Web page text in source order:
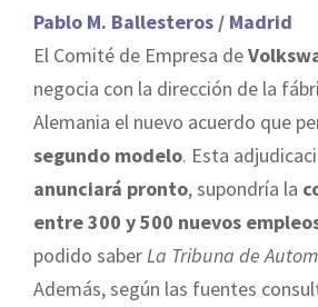
Pablo M. Ballesteros / Madrid
El Comité de Empresa de
negocia con la dirección de la
Alemania el nuevo acuerdo que
segundo modelo. Esta
anunciará pronto, supondría la
entre 300 y 500 nuevos
podido saberLa Tribuna de
Además, según las fuentes